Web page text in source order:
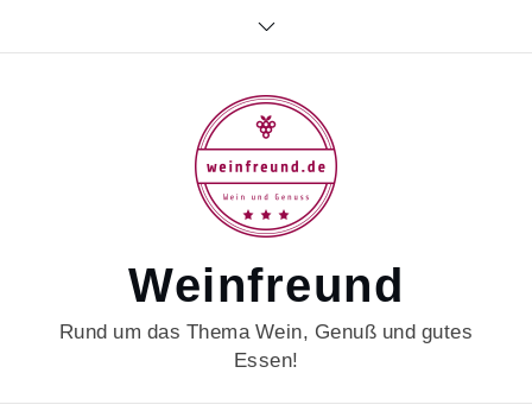
Weinfreund
Rund um das Thema Wein, Genuß und gutes
Essen!